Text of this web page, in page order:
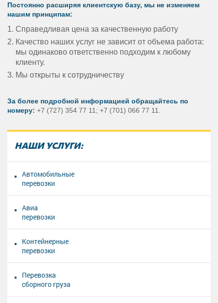
Постоянно расширяя клиентскую базу, мы не изменяем
нашим принципам:
Справедливая цена за качественную работу
Качество наших услуг не зависит от объема работа:
мы одинаково ответственно подходим к любому
клиенту.
Мы открыты к сотрудничеству
За более подробной информацией обращайтесь по
номеру: +7 (727) 354 77 11; +7 (701) 066 77 11.
НАШИ УСЛУГИ:
Автомобильные
перевозки
Авиа
перевозки
Контейнерные
перевозки
Перевозка
сборного груза